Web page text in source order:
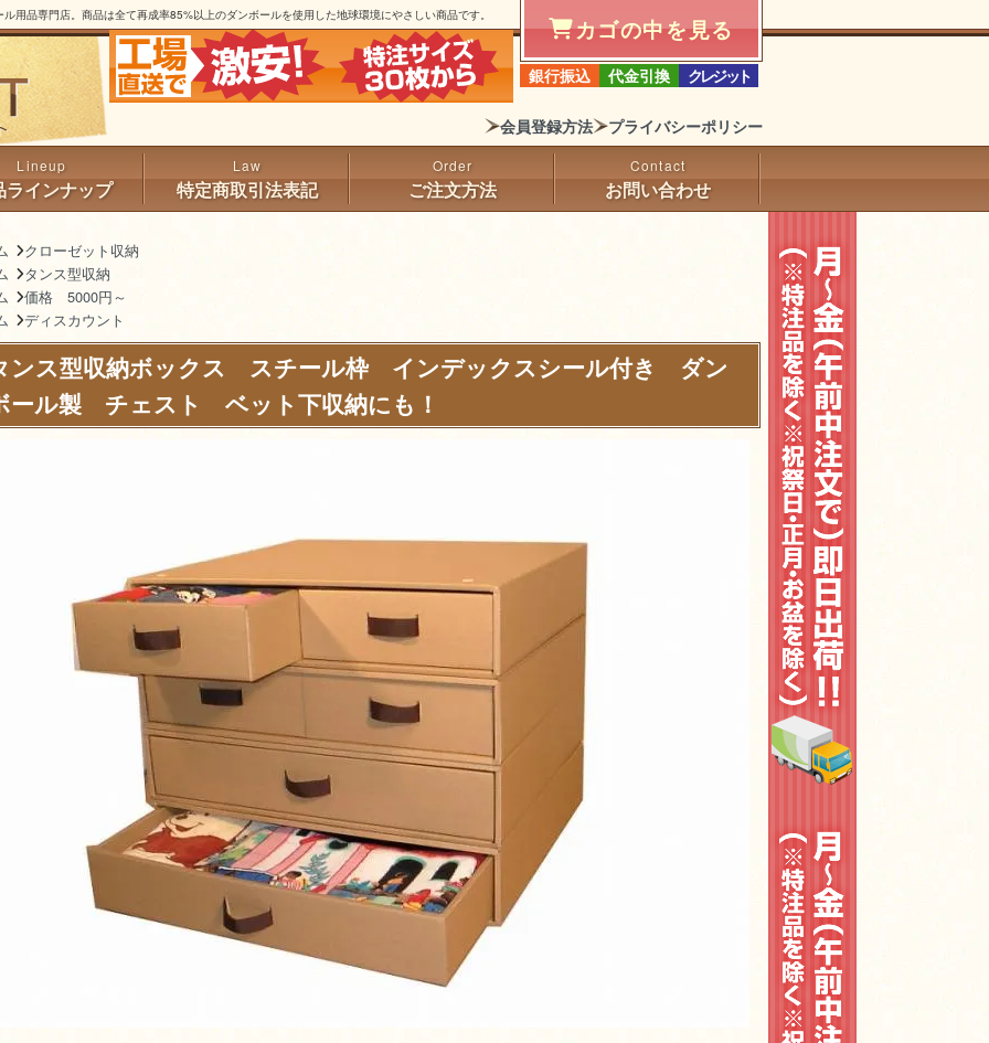
用品専門店。商品は全て再成率85%以上のダンボールを使用した地球環境にやさしい商品です。 カゴの中を見る
銀行振込 代金引換 クレジット
会員登録方法 プライバシーポリシー
ラインナップ 特定商取引法表記 ご注文方法 お問い合わせ
クローゼット収納
タンス型収納
価格 5000円～
ディスカウント
ンス型収納ボックス スチール枠 インデックスシール付き ダン
ール製 チェスト ベット下収納にも！